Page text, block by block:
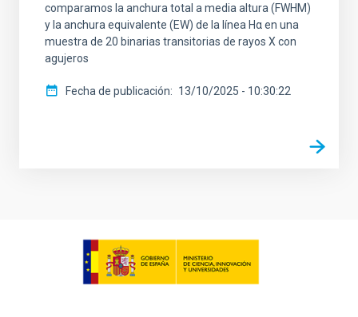
comparamos la anchura total a media altura (FWHM)
y la anchura equivalente (EW) de la línea Hα en una
muestra de 20 binarias transitorias de rayos X con
agujeros
Fecha de publicación 13/10/2025 - 10:30:22